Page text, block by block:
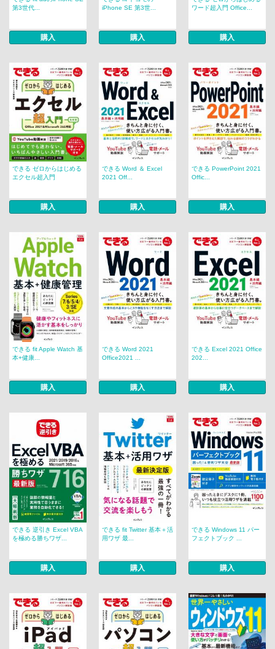
第3世代...
購入
iPhone SE 第3世...
購入
ワード超入門 Office...
購入
できる ゼロからはじめる
エクセル超入門
購入
できる Word ＆ Excel
2021 Off...
購入
できる PowerPoint 2021
Offic...
購入
できる fit Apple Watch 基
本+健康...
購入
できる Word 2021
Office2021 ...
購入
できる Excel 2021 Office
202...
購入
できる 逆引き Excel VBA
を極める勝ちワザ...
購入
できる fit Twitter 基本＋活
用ワザ 最...
購入
できる Windows 11 パー
フェクトブック ...
購入